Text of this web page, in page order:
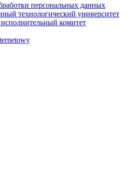
персональных данных
технологический университет
комитет